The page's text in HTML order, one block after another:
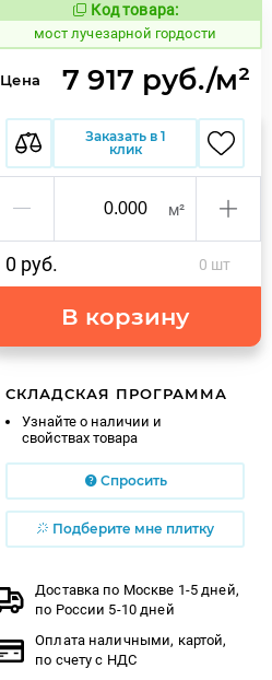
Код товара:
1026518 Код товара:
мост лучезарной гордости
Цена 7 917 руб./м²
Заказать в 1
клик
м²
0 руб. 0 шт
В корзину
СКЛАДСКАЯ ПРОГРАММА
Узнайте о наличии и
свойствах товара
Спросить
Подберите мне плитку
Доставка по Москве 1-5 дней,
по России 5-10 дней
Оплата наличными, картой,
по счету с НДС